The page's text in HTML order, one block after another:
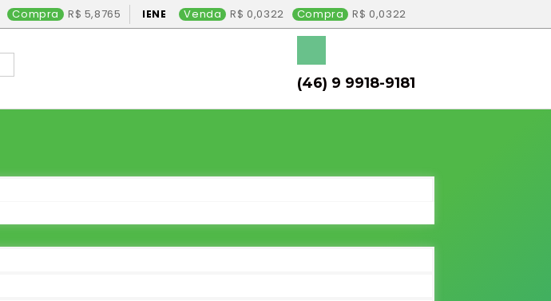
Compra 5,8765 IENE Venda 0,0322 Compra 0,0322
(46) 9 9918-9181